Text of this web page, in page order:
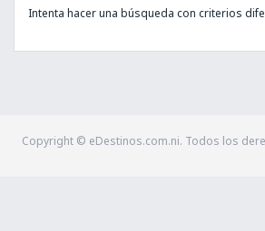
Intenta hacer una búsqueda con criterios
Copyright © eDestinos.com.ni. Todos los